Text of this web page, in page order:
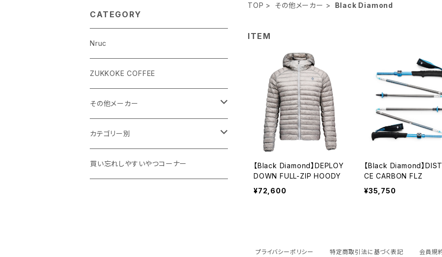
TOP その他メーカー Black Diamond
ITEM
【Black Diamond】DEPLOY
DOWN FULL-ZIP HOODY
¥72,600
【Black Diamond】
CE CARBON FLZ
¥35,750
CATEGORY
Nruc
ZUKKOKE COFFEE
その他メーカー
ACLIMA
atelierBluebottle
カテゴリー別
Unisex ウェア
買い忘れしやすいやつコーナー
プライバシーポリシー 特定商取引法に基づく表記 会員規